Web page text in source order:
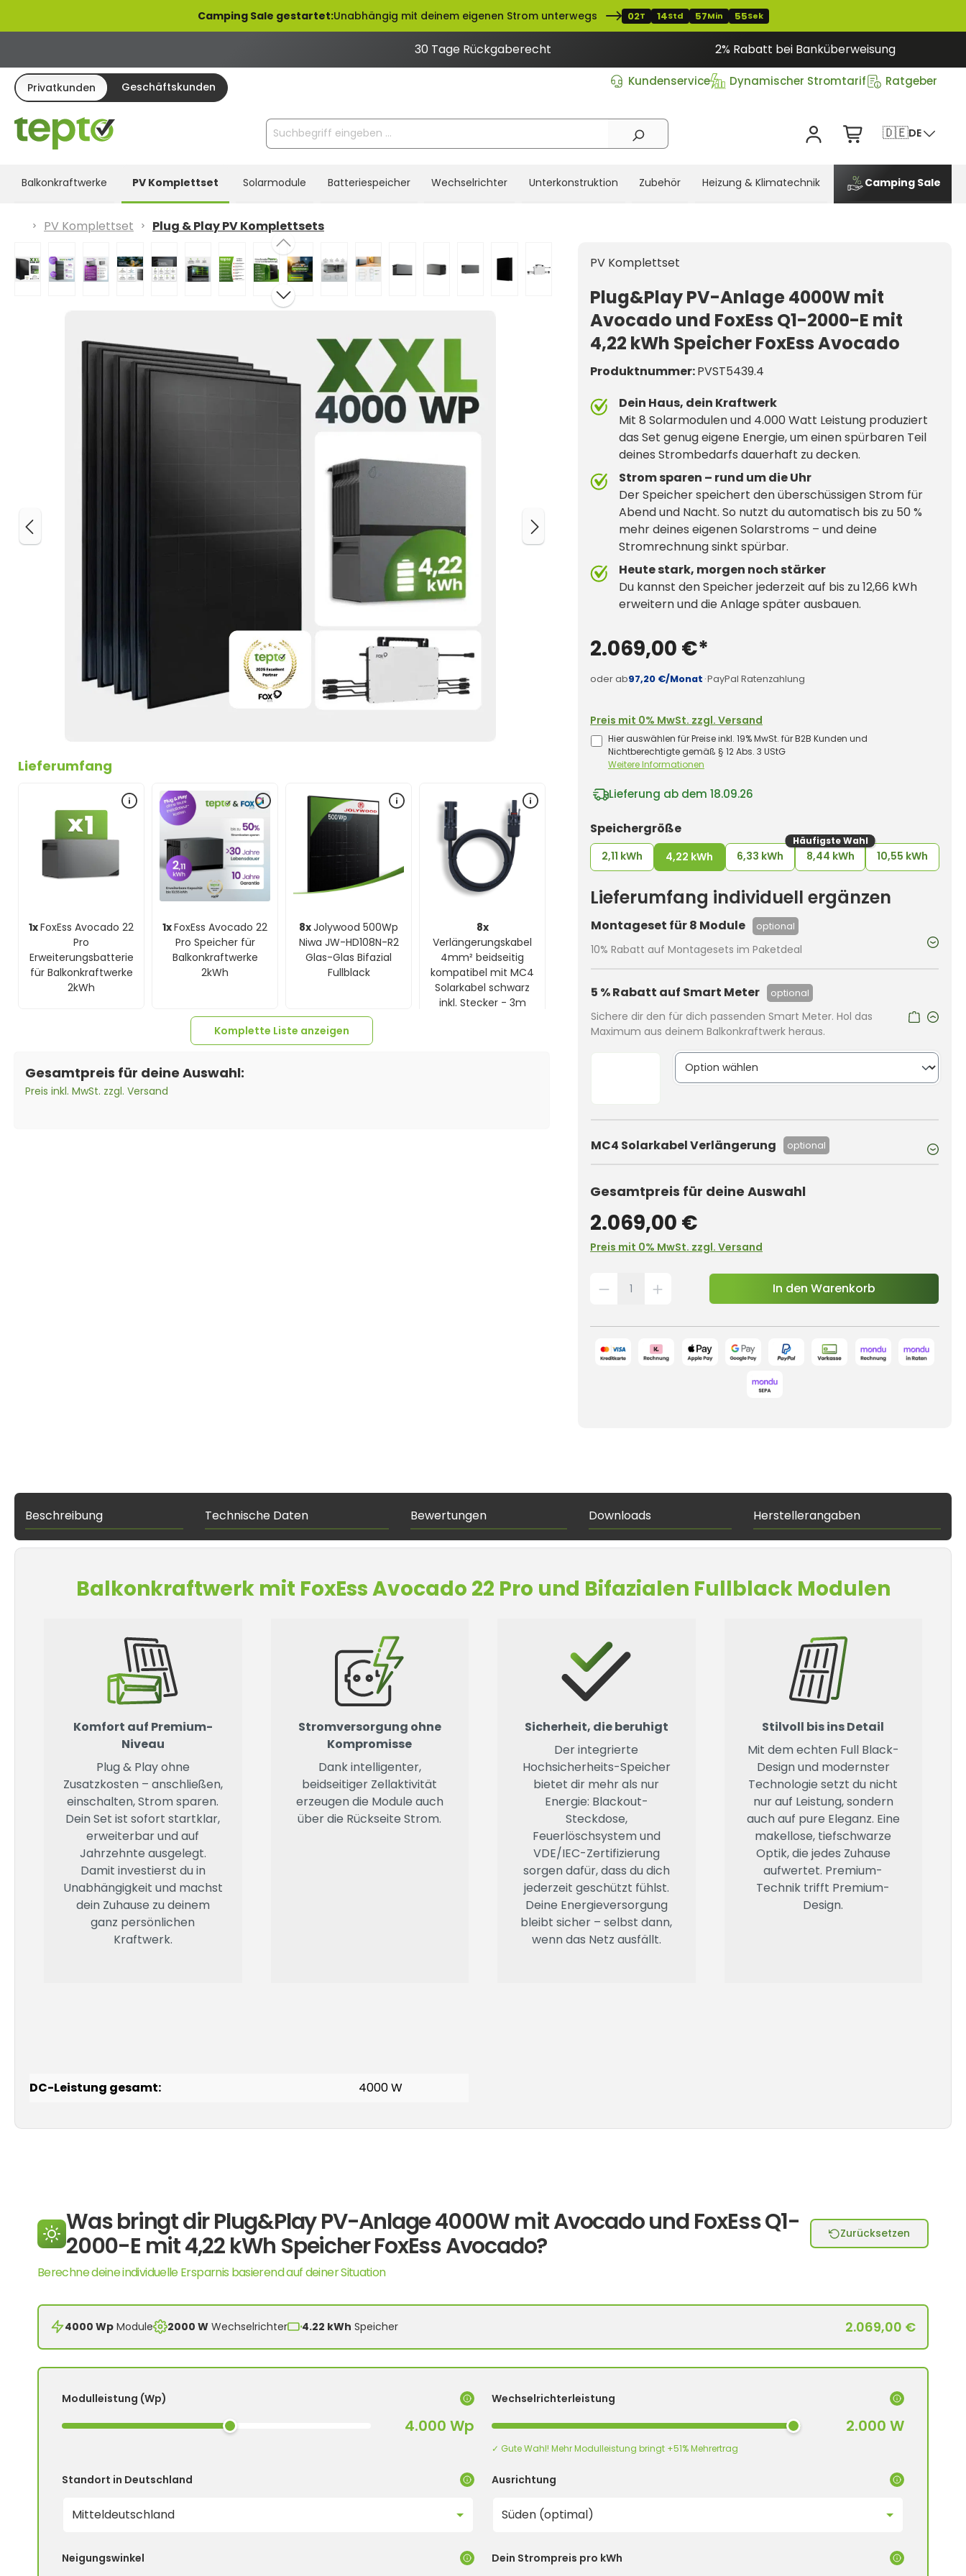
Zur Hauptnavigation springenCamping Sale gestartet:Unabhängig mit deinem eigenen Strom unterwegs 02T 14Std 57Min 54Sek
30 Tage Rückgaberecht 2% Rabatt bei Banküberweisung
Privatkunden Geschäftskunden Kundenservice Dynamischer Stromtarif Ratgeber
🇩🇪DE
Balkonkraftwerke PV Komplettset Solarmodule Batteriespeicher Wechselrichter Unterkonstruktion Zubehör Heizung & Klimatechnik Camping Sale
PV Komplettset
Plug & Play PV Komplettsets
Lieferumfang
1xFoxEss Avocado 22
Pro
Erweiterungsbatterie
für Balkonkraftwerke
2kWh
1xFoxEss Avocado 22
Pro Speicher für
Balkonkraftwerke
2kWh
8xJolywood 500Wp
Niwa JW-HD108N-R2
Glas-Glas Bifazial
Fullblack
8x
Verlängerungskabel
4mm² beidseitig
kompatibel mit MC4
Solarkabel schwarz
inkl. Stecker - 3m
Komplette Liste anzeigen
Gesamtpreis für deine Auswahl:
Preis inkl. MwSt. zzgl. Versand
PV Komplettset
Plug&Play PV-Anlage 4000W mit
Avocado und FoxEss Q1-2000-E mit
4,22 kWh Speicher FoxEss Avocado
Produktnummer:PVST5439.4
Dein Haus, dein Kraftwerk
Mit 8 Solarmodulen und 4.000 Watt Leistung produziert
das Set genug eigene Energie, um einen spürbaren Teil
deines Strombedarfs dauerhaft zu decken.
Strom sparen – rund um die Uhr
Der Speicher speichert den überschüssigen Strom für
Abend und Nacht. So nutzt du automatisch bis zu 50 %
mehr deines eigenen Solarstroms – und deine
Stromrechnung sinkt spürbar.
Heute stark, morgen noch stärker
Du kannst den Speicher jederzeit auf bis zu 12,66 kWh
erweitern und die Anlage später ausbauen.
2.069,00 €*
oder ab97,20 €/Monat ·PayPal Ratenzahlung
Preis mit 0% MwSt. zzgl. Versand
Hier auswählen für Preise inkl. 19% MwSt. für B2B Kunden und
Nichtberechtigte gemäß § 12 Abs. 3 UStG
Weitere Informationen
Lieferung ab dem 18.09.26
Speichergrößeauswählen
2,11 kWh 4,22 kWh 6,33 kWh
Häufigste Wahl
8,44 kWh 10,55 kWh
Lieferumfang individuell ergänzen
Montageset für 8 Module optional
10% Rabatt auf Montagesets im Paketdeal
5 % Rabatt auf Smart Meter optional
Sichere dir den für dich passenden Smart Meter. Hol das
Maximum aus deinem Balkonkraftwerk heraus.
MC4 Solarkabel Verlängerung optional
Gesamtpreis für deine Auswahl
2.069,00 €
Preis mit 0% MwSt. zzgl. Versand
In den Warenkorb
Beschreibung Technische Daten Bewertungen Downloads Herstellerangaben
Balkonkraftwerk mit FoxEss Avocado 22 Pro und Bifazialen Fullblack Modulen
Komfort auf Premium-
Niveau
Plug & Play ohne
Zusatzkosten – anschließen,
einschalten, Strom sparen.
Dein Set ist sofort startklar,
erweiterbar und auf
Jahrzehnte ausgelegt.
Damit investierst du in
Unabhängigkeit und machst
dein Zuhause zu deinem
ganz persönlichen
Kraftwerk.
Stromversorgung ohne
Kompromisse
Dank intelligenter,
beidseitiger Zellaktivität
erzeugen die Module auch
über die Rückseite Strom.
Sicherheit, die beruhigt
Der integrierte
Hochsicherheits-Speicher
bietet dir mehr als nur
Energie: Blackout-
Steckdose,
Feuerlöschsystem und
VDE/IEC-Zertifizierung
sorgen dafür, dass du dich
jederzeit geschützt fühlst.
Deine Energieversorgung
bleibt sicher – selbst dann,
wenn das Netz ausfällt.
Stilvoll bis ins Detail
Mit dem echten Full Black-
Design und modernster
Technologie setzt du nicht
nur auf Leistung, sondern
auch auf pure Eleganz. Eine
makellose, tiefschwarze
Optik, die jedes Zuhause
aufwertet. Premium-
Technik trifft Premium-
Design.
DC-Leistung gesamt: 4000 W
Was bringt dir Plug&Play PV-Anlage 4000W mit Avocado und FoxEss Q1-
2000-E mit 4,22 kWh Speicher FoxEss Avocado?
Zurücksetzen
Berechne deine individuelle Ersparnis basierend auf deiner Situation
4000 Wp Module 2000 W Wechselrichter 4.22 kWh Speicher 2.069,00 €
Modulleistung (Wp)
4.000 Wp
Wechselrichterleistung
2.000 W
✓ Gute Wahl! Mehr Modulleistung bringt +51% Mehrertrag
Standort in Deutschland Ausrichtung
Neigungswinkel Dein Strompreis pro kWh